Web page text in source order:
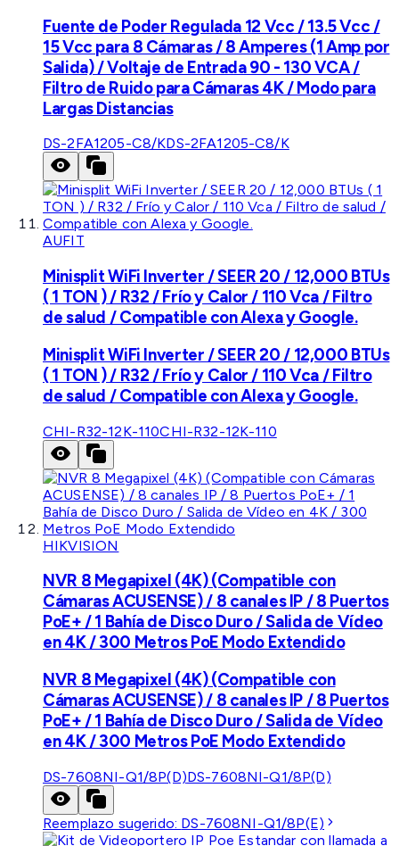
Fuente de Poder Regulada 12 Vcc / 13.5 Vcc /
15 Vcc para 8 Cámaras / 8 Amperes (1 Amp por
Salida) / Voltaje de Entrada 90 - 130 VCA /
Filtro de Ruido para Cámaras 4K / Modo para
Largas Distancias
DS-2FA1205-C8/KDS-2FA1205-C8/K
AUFIT
Minisplit WiFi Inverter / SEER 20 / 12,000 BTUs
( 1 TON ) / R32 / Frío y Calor / 110 Vca / Filtro
de salud / Compatible con Alexa y Google.
Minisplit WiFi Inverter / SEER 20 / 12,000 BTUs
( 1 TON ) / R32 / Frío y Calor / 110 Vca / Filtro
de salud / Compatible con Alexa y Google.
CHI-R32-12K-110CHI-R32-12K-110
HIKVISION
NVR 8 Megapixel (4K) (Compatible con
Cámaras ACUSENSE) / 8 canales IP / 8 Puertos
PoE+ / 1 Bahía de Disco Duro / Salida de Vídeo
en 4K / 300 Metros PoE Modo Extendido
NVR 8 Megapixel (4K) (Compatible con
Cámaras ACUSENSE) / 8 canales IP / 8 Puertos
PoE+ / 1 Bahía de Disco Duro / Salida de Vídeo
en 4K / 300 Metros PoE Modo Extendido
DS-7608NI-Q1/8P(D)DS-7608NI-Q1/8P(D)
Reemplazo sugerido: DS-7608NI-Q1/8P(E)